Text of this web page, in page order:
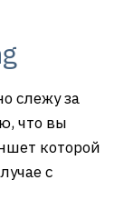
слежу за
что вы
которой
с